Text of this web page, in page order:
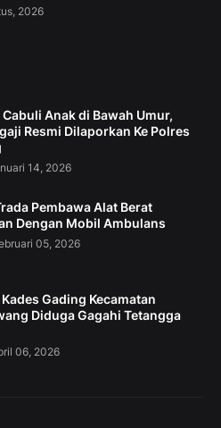
2026
Anak di Bawah Umur,
Resmi Dilaporkan Ke Polres
14, 2026
Pembawa Alat Berat
Dengan Mobil Ambulans
05, 2026
Gading Kecamatan
Diduga Gagahi Tetangga
06, 2026